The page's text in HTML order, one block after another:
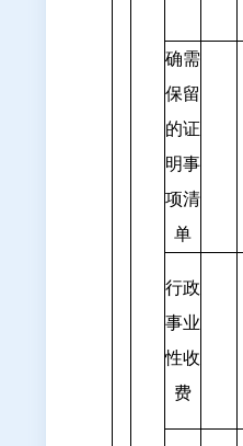
确需
保留
的证
明事
项清
单
行政
事业
性收
费